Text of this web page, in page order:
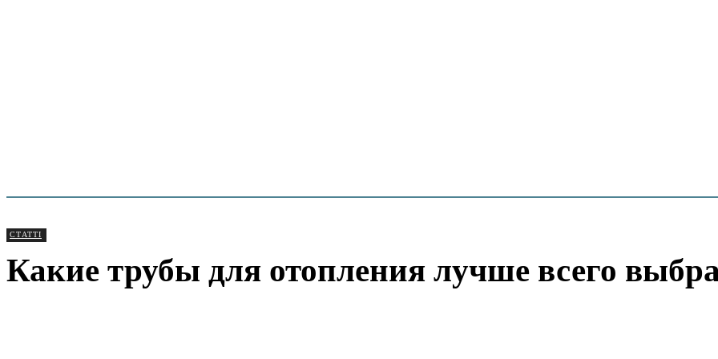
СТАТТІ
Какие трубы для отопления лучше всего